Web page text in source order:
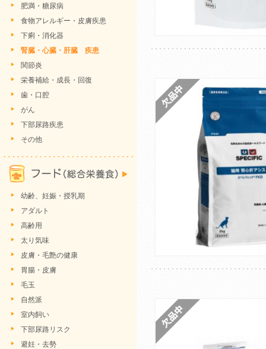
肥満・糖尿病
食物アレルギー・皮膚疾患
下痢・消化器
腎臓・心臓・肝臓 疾患
関節炎
栄養補給・成長・回復
歯・口腔
がん
下部尿路疾患
その他
幼齢、妊娠・授乳期
アダルト
高齢用
太り気味
皮膚・毛艶の健康
胃腸・皮膚
毛玉
自然派
室内飼い
下部尿路リスク
避妊・去勢